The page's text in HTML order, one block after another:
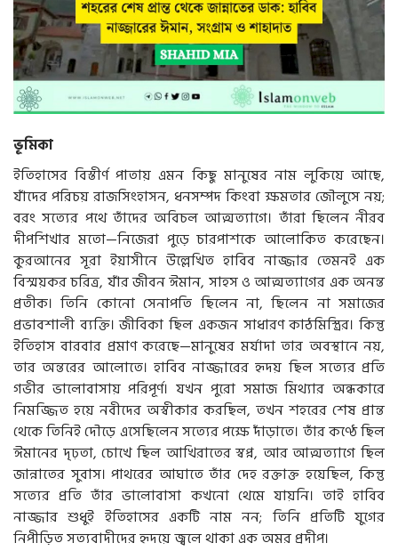
ভূমিকা
ইতিহাসের বিস্তীর্ণ পাতায় এমন কিছু মানুষের নাম লুকিয়ে আছে,
যাঁদের পরিচয় রাজসিংহাসন, ধনসম্পদ কিংবা ক্ষমতার জৌলুসে নয়;
বরং সত্যের পথে তাঁদের অবিচল আত্মত্যাগে। তাঁরা ছিলেন নীরব
দীপশিখার মতো—নিজেরা পুড়ে চারপাশকে আলোকিত করেছেন।
কুরআনের সূরা ইয়াসীনে উল্লেখিত হাবিব নাজ্জার তেমনই এক
বিস্ময়কর চরিত্র, যাঁর জীবন ঈমান, সাহস ও আত্মত্যাগের এক অনন্ত
প্রতীক। তিনি কোনো সেনাপতি ছিলেন না, ছিলেন না সমাজের
প্রভাবশালী ব্যক্তি। জীবিকা ছিল একজন সাধারণ কাঠমিস্ত্রির। কিন্তু
ইতিহাস বারবার প্রমাণ করেছে—মানুষের মর্যাদা তার অবস্থানে নয়,
তার অন্তরের আলোতে। হাবিব নাজ্জারের হৃদয় ছিল সত্যের প্রতি
গভীর ভালোবাসায় পরিপূর্ণ। যখন পুরো সমাজ মিথ্যার অন্ধকারে
নিমজ্জিত হয়ে নবীদের অস্বীকার করছিল, তখন শহরের শেষ প্রান্ত
থেকে তিনিই দৌড়ে এসেছিলেন সত্যের পক্ষে দাঁড়াতে। তাঁর কণ্ঠে ছিল
ঈমানের দৃঢ়তা, চোখে ছিল আখিরাতের স্বপ্ন, আর আত্মত্যাগে ছিল
জান্নাতের সুবাস। পাথরের আঘাতে তাঁর দেহ রক্তাক্ত হয়েছিল, কিন্তু
সত্যের প্রতি তাঁর ভালোবাসা কখনো থেমে যায়নি। তাই হাবিব
নাজ্জার শুধুই ইতিহাসের একটি নাম নন; তিনি প্রতিটি যুগের
নিপীড়িত সত্যবাদীদের হৃদয়ে জ্বলে থাকা এক অমর প্রদীপ।